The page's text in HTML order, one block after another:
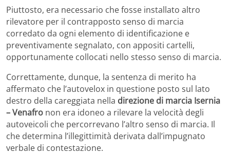
Piuttosto, era necessario che fosse installato altro
rilevatore per il contrapposto senso di marcia
corredato da ogni elemento di identiﬁcazione e
preventivamente segnalato, con appositi cartelli,
opportunamente collocati nello stesso senso di marcia.
Correttamente, dunque, la sentenza di merito ha
affermato che l’autovelox in questione posto sul lato
destro della careggiata nella direzione di marcia Isernia
– Venafro non era idoneo a rilevare la velocità degli
autoveicoli che percorrevano l’altro senso di marcia. Il
che determina l’illegittimità derivata dall’impugnato
verbale di contestazione.